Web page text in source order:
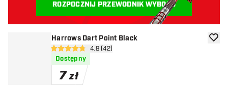
Harrows Dart Point Black
otwórz panel recenzji
4.8 gwiazdki oceny
4.8 (42)
Dostępny
7 zł
ROZPOCZNIJ PRZEWODNIK WYBORU